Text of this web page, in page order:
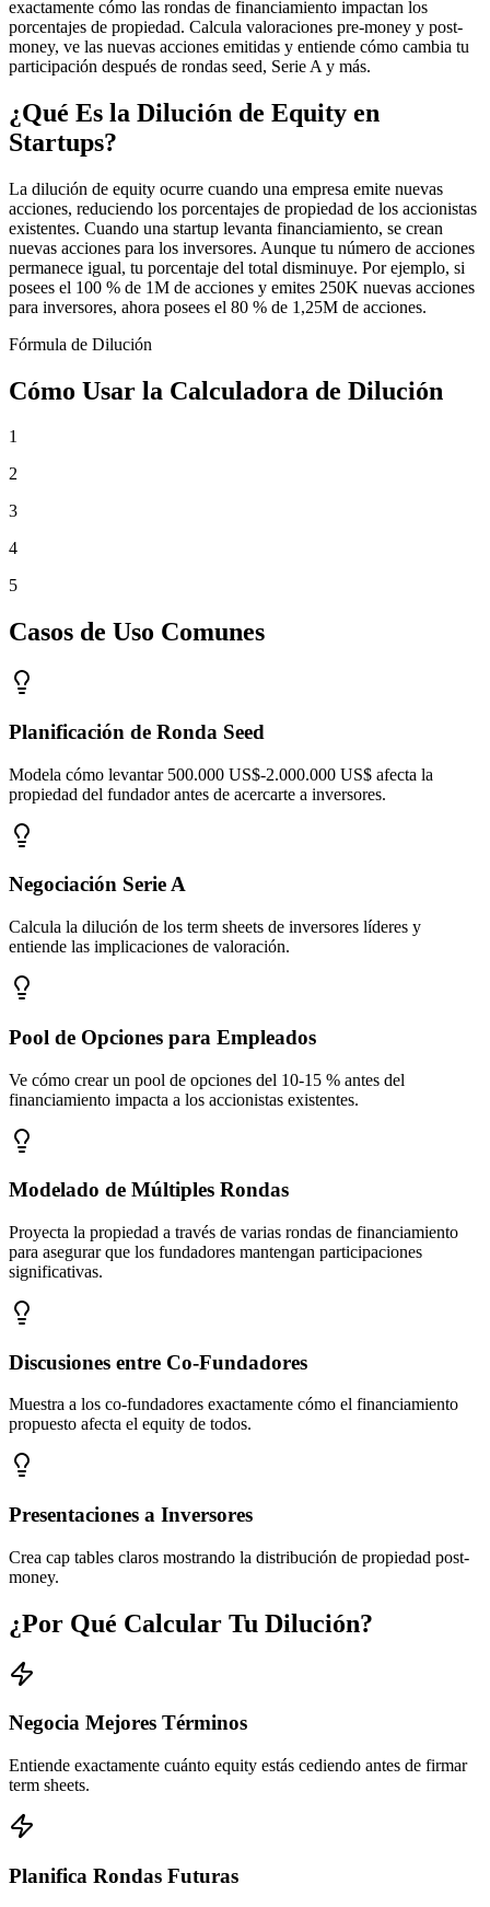
exactamente cómo las rondas de financiamiento impactan los
porcentajes de propiedad. Calcula valoraciones pre-money y post-
money, ve las nuevas acciones emitidas y entiende cómo cambia tu
participación después de rondas seed, Serie A y más.
¿Qué Es la Dilución de Equity en
Startups?
La dilución de equity ocurre cuando una empresa emite nuevas
acciones, reduciendo los porcentajes de propiedad de los accionistas
existentes. Cuando una startup levanta financiamiento, se crean
nuevas acciones para los inversores. Aunque tu número de acciones
permanece igual, tu porcentaje del total disminuye. Por ejemplo, si
posees el 100 % de 1M de acciones y emites 250K nuevas acciones
para inversores, ahora posees el 80 % de 1,25M de acciones.
Fórmula de Dilución
Cómo Usar la Calculadora de Dilución
1
2
3
4
5
Casos de Uso Comunes
Planificación de Ronda Seed
Modela cómo levantar 500.000 US$-2.000.000 US$ afecta la
propiedad del fundador antes de acercarte a inversores.
Negociación Serie A
Calcula la dilución de los term sheets de inversores líderes y
entiende las implicaciones de valoración.
Pool de Opciones para Empleados
Ve cómo crear un pool de opciones del 10-15 % antes del
financiamiento impacta a los accionistas existentes.
Modelado de Múltiples Rondas
Proyecta la propiedad a través de varias rondas de financiamiento
para asegurar que los fundadores mantengan participaciones
significativas.
Discusiones entre Co-Fundadores
Muestra a los co-fundadores exactamente cómo el financiamiento
propuesto afecta el equity de todos.
Presentaciones a Inversores
Crea cap tables claros mostrando la distribución de propiedad post-
money.
¿Por Qué Calcular Tu Dilución?
Negocia Mejores Términos
Entiende exactamente cuánto equity estás cediendo antes de firmar
term sheets.
Planifica Rondas Futuras